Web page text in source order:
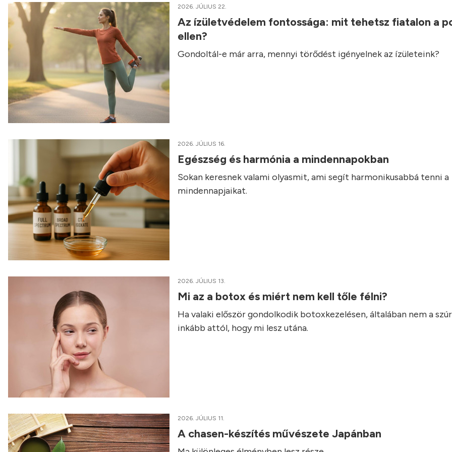
2026. JÚLIUS 22.
Az ízületvédelem fontossága: mit tehetsz fiatalon a
ellen?
Gondoltál-e már arra, mennyi törődést igényelnek az ízületeink?
2026. JÚLIUS 16.
Egészség és harmónia a mindennapokban
Sokan keresnek valami olyasmit, ami segít harmonikusabbá tenni a
mindennapjaikat.
2026. JÚLIUS 13.
Mi az a botox és miért nem kell tőle félni?
Ha valaki először gondolkodik botoxkezelésen, általában nem a
inkább attól, hogy mi lesz utána.
2026. JÚLIUS 11.
A chasen-készítés művészete Japánban